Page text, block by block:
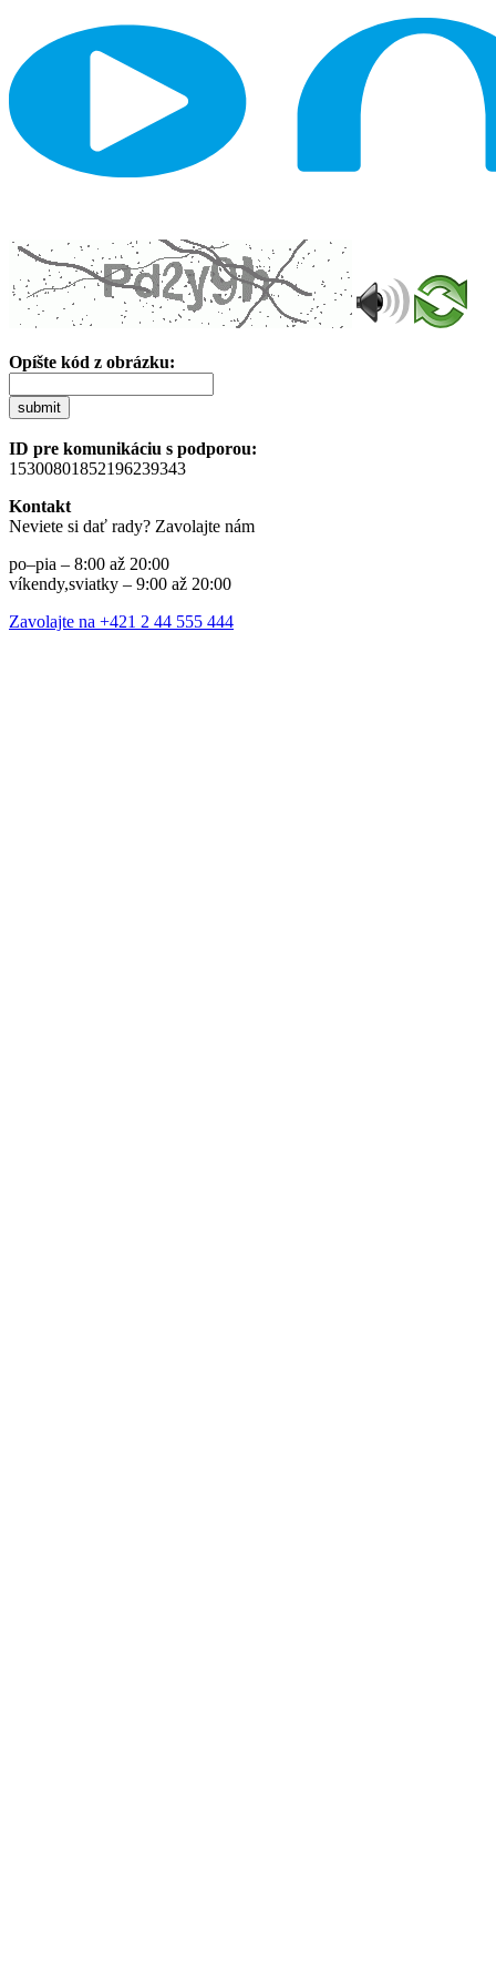
Opíšte kód z obrázku:
submit
ID pre komunikáciu s podporou:
15300801852196239343
Kontakt
Neviete si dať rady? Zavolajte nám
po–pia – 8:00 až 20:00
víkendy,sviatky – 9:00 až 20:00
Zavolajte na +421 2 44 555 444